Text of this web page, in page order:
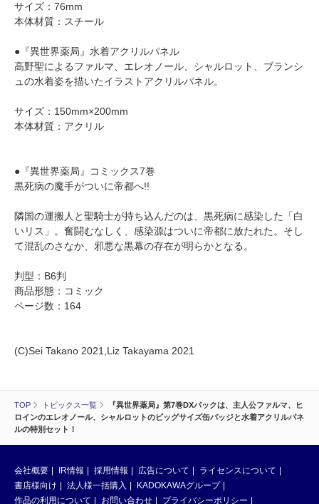
TOP トピックス一覧
『異世界薬局』第7巻DXパックは、主人公ファルマ、ヒ
ロインのエレオノール、シャルロットのビッグサイズ缶バッジと水着アクリルパネ
ルの特別セット！
サイズ：76mm
本体材質：スチール
●『異世界薬局』水着アクリルパネル
高野聖によるファルマ、エレオノール、シャルロット、ブランシ
ュの水着姿を描いたイラストアクリルパネル。
サイズ：150mm×200mm
本体材質：アクリル
●『異世界薬局』コミックス7巻
黒死病の魔手がついに帝都へ!!
隣国の運搬人と聖騎士が持ち込んだのは、黒死病に感染した「白
いリス」。奮闘むなしく、感染源はついに帝都に放たれた。そし
て混乱のさなか、邪悪な黒幕の存在が明らかとなる。
判型：B6判
商品形態：コミック
ページ数：164
(C)Sei Takano 2021,Liz Takayama 2021
会社概要 IR情報 採用情報 広告について
ライセンスについて
書店様向け
法人様一括購入
KADOKAWAグループ
作品の利用について
お問い合わせ プライバシーポリシー